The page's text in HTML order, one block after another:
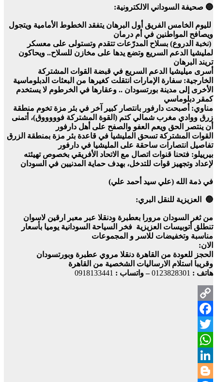
🔵 صحيفة السوداني الالكترونية:
لليوم الخامس الفريق أول البرهان يتفقد الخطوط الأمامية ويتجول
ويصافح المواطنين في أم درمان
(نخبة الدروع) بسلاح المدرّعات تتقدم وتستولى على معسكر
لمليشيا الدعم السريع وتضع يدها على مخازن للسلاح.. ويحاكون
تريند البرهان
أسرى ميليشيا الدعم السريع في قبضة القوات المشتركة
الخارجية: سفارة الإمارات انتقلت كغيرها من البعثات الدبلوماسية
الأخرى إلى مدينة بورتسودان .. وعقارها في الخرطوم لا يستخدم
كمقر دبلوماسي
مناوي: ‏أصبحت دارفور بانتصار كبير آخر في بئر مزة تخوم منطقة
زرق ووادي مغرب شمالي كتم (القوة المشتركة فوووووق)، ‏أتمنى
أن ينتصر الحق ويعم العفو والصفح على أهل دارفور
القوات المشتركة تسحق المليشيا في قاعدة بئر مزة بمنطقة الزرق
تفاصيل انتصارات ساحقة على المليشيا في دارفور
بيرييلو: فتحنا قنوات اتصال مع الاتحاد الأفريقي بخصوص تهيئته
لإعداد وتجهيز قوات للتدخل، بهدف حماية المدنيين في السودان
في ذمة الله (علي سيد أحمد علي)
🔵 العزيزية للنقل البري:
من ثغر السودان مرورا بعطبرة ودنقلا عبر معبر ارقين لاسوان
تنطلق أتوبيسات العزيزية فخر السياحة السودانية يوميا بأسعار
مناسبة وتخفيضات للاسر و المجموعات
الان:
الحجز للعودة من القاهرة دنقلا مروي عطبرة وبورتسودان
وقريبا استلام الارساليات الشخصية من القاهرة
هاتف : 0123828301– واتساب : 0918133441
Copy
Link
Facebook
Twitter
WhatsApp
LinkedIn